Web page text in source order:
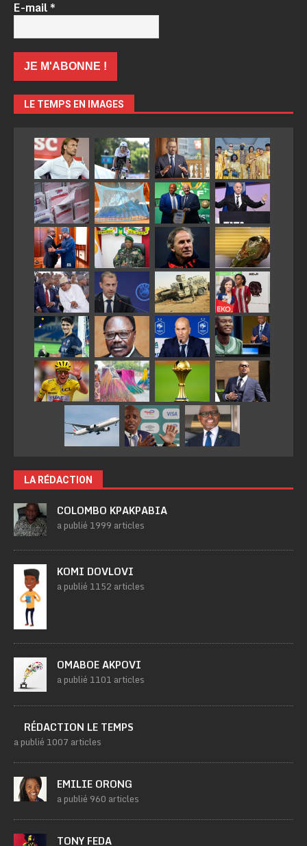
E-mail*
LE TEMPS EN IMAGES
LA RÉDACTION
COLOMBO KPAKPABIA
a publié 1999 articles
KOMI DOVLOVI
a publié 1152 articles
OMABOE AKPOVI
a publié 1101 articles
RÉDACTION LE TEMPS
a publié 1007 articles
EMILIE ORONG
a publié 960 articles
TONY FEDA